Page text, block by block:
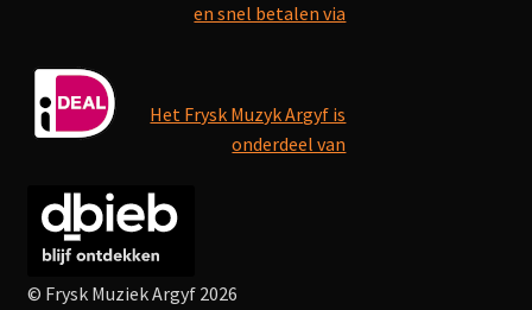
en snel betalen via
Het Frysk Muzyk Argyf is
onderdeel van
© Frysk Muziek Argyf 2026